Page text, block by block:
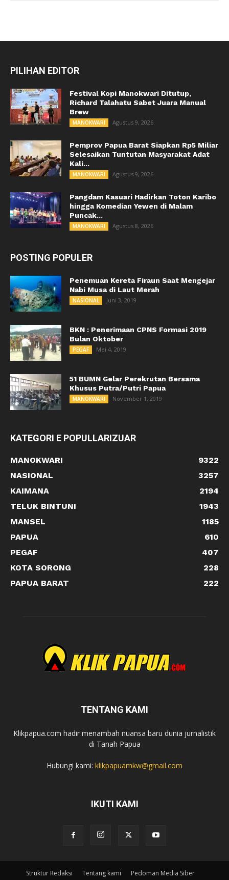
PILIHAN EDITOR
Festival Kopi Manokwari Ditutup,
Richard Talahatu Sabet Juara Manual
Brew
MANOKWARI Agustus 9, 2026
Pemprov Papua Barat Siapkan Rp5 Miliar
Selesaikan Tuntutan Masyarakat Adat
Kali...
MANOKWARI Agustus 9, 2026
Pangdam Kasuari Hadirkan Toton Karibo
hingga Komedian Yewen di Malam
Puncak...
MANOKWARI Agustus 8, 2026
POSTING POPULER
Penemuan Kereta Firaun Saat Mengejar
Nabi Musa di Laut Merah
NASIONAL Juni 3, 2019
BKN : Penerimaan CPNS Formasi 2019
Bulan Oktober
PEGAF Mei 4, 2019
51 BUMN Gelar Perekrutan Bersama
Khusus Putra/Putri Papua
MANOKWARI November 1, 2019
KATEGORI E POPULLARIZUAR
MANOKWARI
9322
NASIONAL
3257
KAIMANA
2194
TELUK BINTUNI
1943
MANSEL
1185
PAPUA
610
PEGAF
407
KOTA SORONG
228
PAPUA BARAT
222
TENTANG KAMI
Klikpapua.com hadir menambah nuansa baru dunia jurnalistik
di Tanah Papua
Hubungi kami: klikpapuamkw@gmail.com
IKUTI KAMI
Struktur Redaksi Tentang kami
Pedoman Media Siber